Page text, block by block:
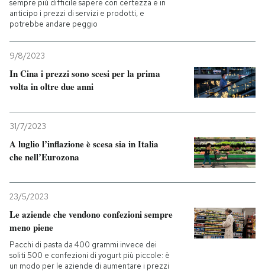
sempre più difficile sapere con certezza e in
anticipo i prezzi di servizi e prodotti, e
potrebbe andare peggio
9/8/2023
In Cina i prezzi sono scesi per la prima
volta in oltre due anni
31/7/2023
A luglio l’inflazione è scesa sia in Italia
che nell’Eurozona
23/5/2023
Le aziende che vendono confezioni sempre
meno piene
Pacchi di pasta da 400 grammi invece dei
soliti 500 e confezioni di yogurt più piccole: è
un modo per le aziende di aumentare i prezzi